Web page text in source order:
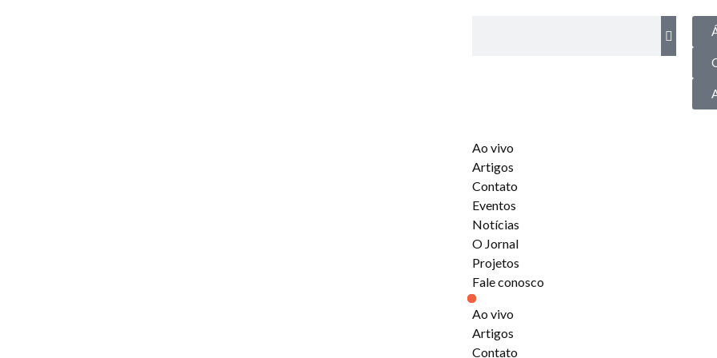
Ao vivo
Artigos
Contato
Eventos
Notícias
O Jornal
Projetos
Fale conosco
Ao vivo
Artigos
Contato